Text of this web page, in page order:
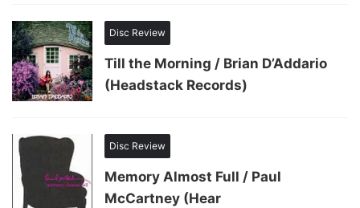
Disc Review
Till the Morning / Brian D’Addario
(Headstack Records)
Disc Review
Memory Almost Full / Paul
McCartney (Hear